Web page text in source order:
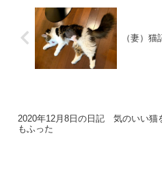
ス。クラウドワーク...
（妻）
2020年12月8日の日記 気のいい猫
もふった